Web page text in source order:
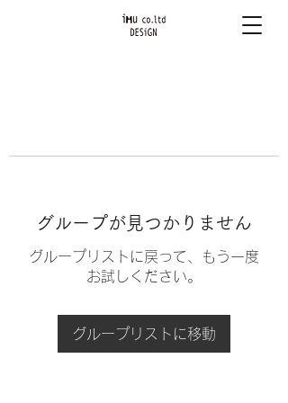
グループが見つかりません
グループリストに戻って、もう一度
お試しください。
グループリストに移動